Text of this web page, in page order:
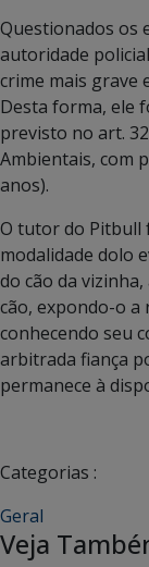
Questionados os
autoridade
crime mais grave
Desta forma, ele
previsto no art.
Ambientais, com
anos).
O tutor do Pitbull
modalidade dolo
do cão da
cão, expondo-o a
conhecendo seu
arbitrada fiança
permanece à
Categorias :
Geral
Veja